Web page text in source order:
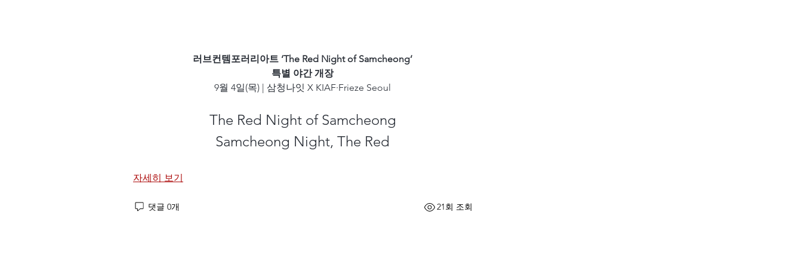
러브컨템포러리아트 ‘The Red Night of Samcheong’
특별 야간 개장
9월 4일(목) | 삼청나잇 X KIAF·Frieze Seoul
The Red Night of Samcheong
Samcheong Night, The Red
자세히 보기
댓글 0개 21회 조회